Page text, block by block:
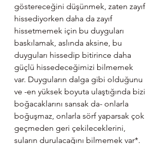
göstereceğini düşünmek, zaten zayıf
hissediyorken daha da zayıf
hissetmemek için bu duyguları
baskılamak, aslında aksine, bu
duyguları hissedip bitirince daha
güçlü hissedeceğimizi bilmemek
var. Duyguların dalga gibi olduğunu
ve -en yüksek boyuta ulaştığında bizi
boğacaklarını sansak da- onlarla
boğuşmaz, onlarla sörf yaparsak çok
geçmeden geri çekileceklerini,
suların durulacağını bilmemek var*.